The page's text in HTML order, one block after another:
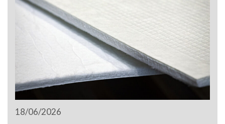
18/06/2026